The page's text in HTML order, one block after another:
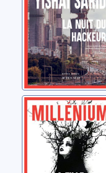
Millenium:[8]:la
fille dans les
griffes du lynx
Smirnof, Karin